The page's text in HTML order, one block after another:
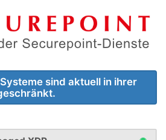
sind aktuell in ihrer